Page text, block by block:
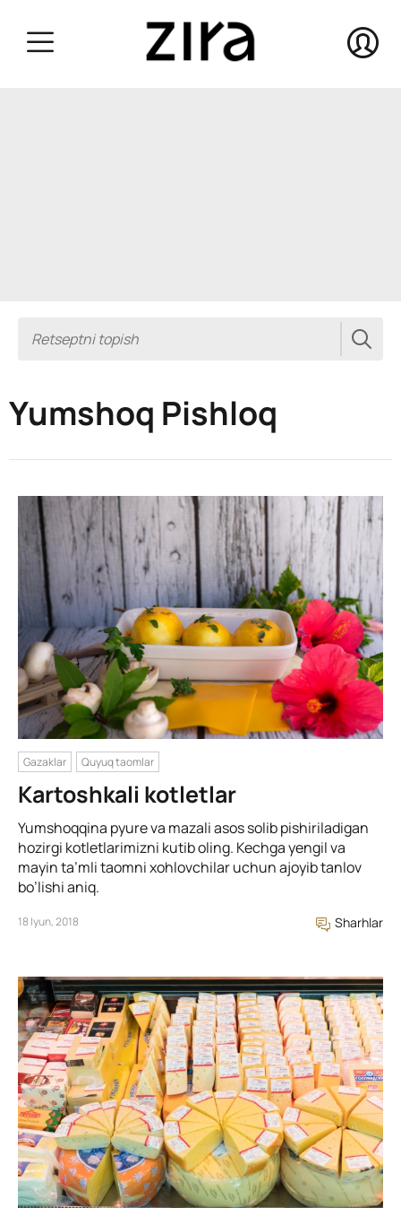
Yumshoq Pishloq
Gazaklar Quyuq taomlar
Kartoshkali kotletlar
Yumshoqqina pyure va mazali asos solib pishiriladigan
hozirgi kotletlarimizni kutib oling. Kechga yengil va
mayin ta’mli taomni xohlovchilar uchun ajoyib tanlov
bo’lishi aniq.
18 Iyun, 2018 Sharhlar